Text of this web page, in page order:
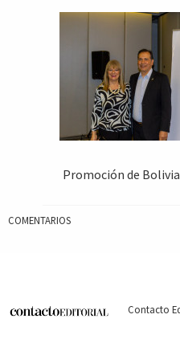
Promoción de
COMENTARIOS
Contacto